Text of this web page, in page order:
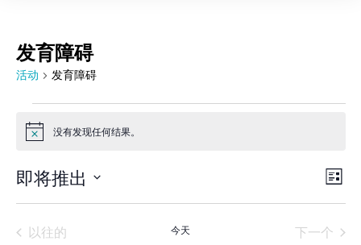
您可以提供帮助
加入我们
探索
发育障碍
活动 发育障碍
Notice 没有发现任何结果。
观
点
事
件
视
列表
即将推出
择
期。以往的活动 今天 下一个活动